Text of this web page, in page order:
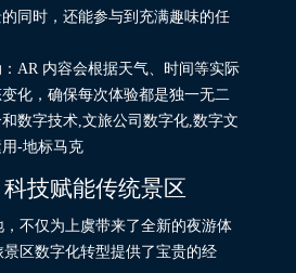
同时，还能参与到充满趣味的任
AR 内容会根据天气、时间等实际
化，确保每次体验都是独一无二
数字技术,文旅公司数字化,数字文
-地标马克
技赋能传统景区
不仅为上虞带来了全新的夜游体
区数字化转型提供了宝贵的经